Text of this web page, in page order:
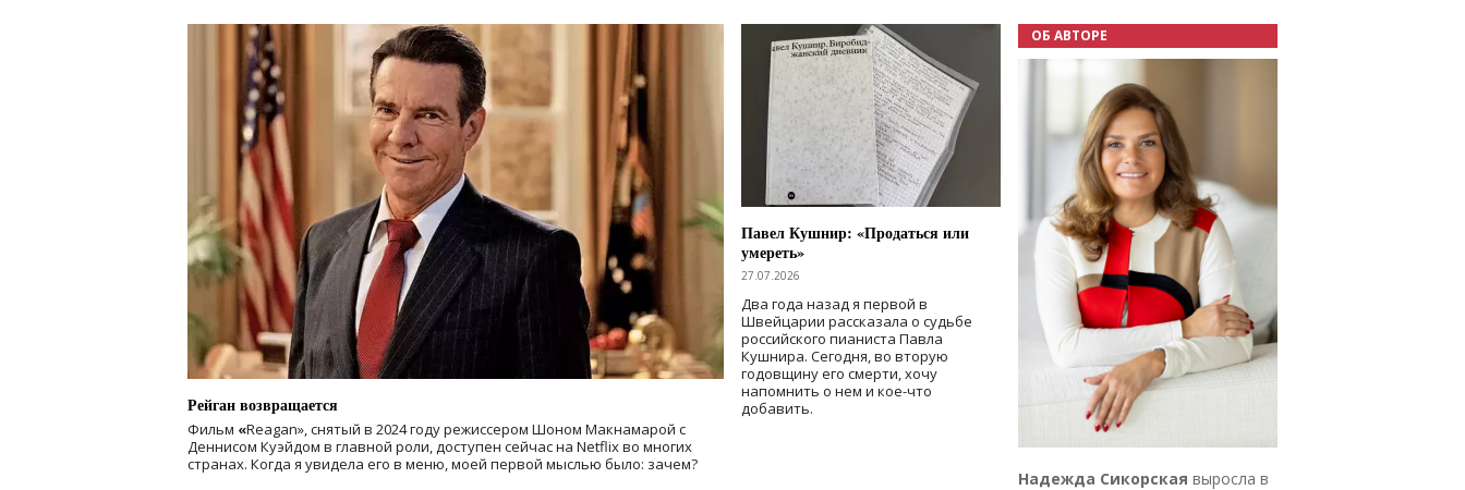
Рейган возвращается
Фильм «Reagan», снятый в 2024 годурежиссером Шоном Макнамарой с
Деннисом Куэйдом в главной роли, доступен сейчас на Netflix во многих
странах. Когда я увидела его в меню, моей первой мыслью было: зачем?
Павел Кушнир: «Продаться или
умереть»
27.07.2026
Два года назад я первой в
Швейцарии рассказала о судьбе
российского пианиста Павла
Кушнира. Сегодня, во вторую
годовщину его смерти, хочу
напомнить о нем и кое-что
добавить.
ОБ АВТОРЕ
Надежда Сикорская выросла в